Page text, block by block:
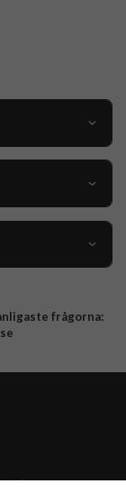
frågorna: